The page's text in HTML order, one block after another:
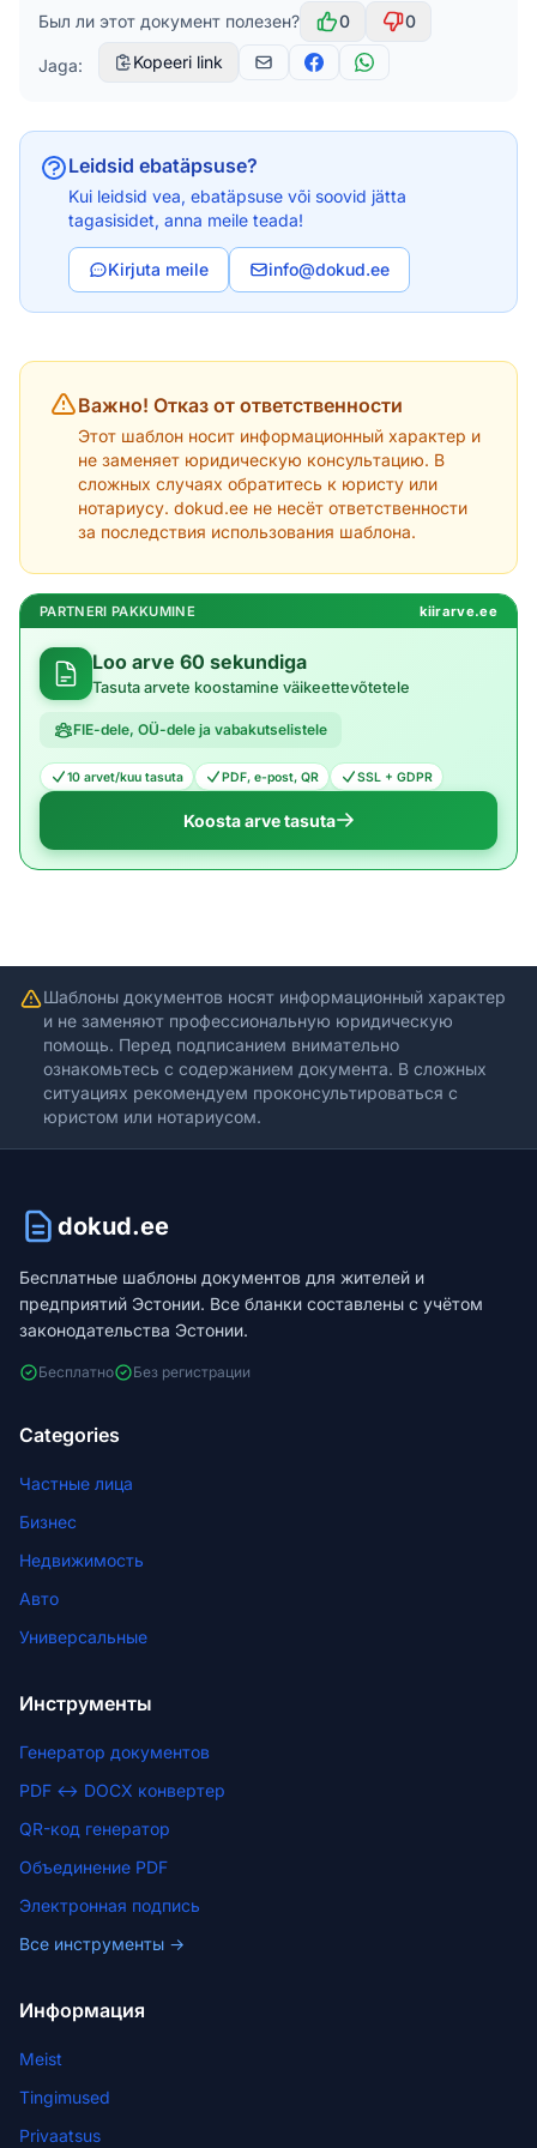
Был ли этот документ полезен? 0 0
Jaga: Kopeeri link
Leidsid ebatäpsuse?
Kui leidsid vea, ebatäpsuse või soovid jätta
tagasisidet, anna meile teada!
Kirjuta meile info@dokud.ee
Важно! Отказ от ответственности
Этот шаблон носит информационный характер и
не заменяет юридическую консультацию. В
сложных случаях обратитесь к юристу или
нотариусу. dokud.ee не несёт ответственности
за последствия использования шаблона.
PARTNERI PAKKUMINE kiirarve.ee
Loo arve 60 sekundiga
Tasuta arvete koostamine väikeettevõtetele
FIE-dele, OÜ-dele ja vabakutselistele
10 arvet/kuu tasuta PDF, e-post, QR SSL + GDPR
Koosta arve tasuta
Шаблоны документов носят информационный характер
и не заменяют профессиональную юридическую
помощь. Перед подписанием внимательно
ознакомьтесь с содержанием документа. В сложных
ситуациях рекомендуем проконсультироваться с
юристом или нотариусом.
dokud.ee
Бесплатные шаблоны документов для жителей и
предприятий Эстонии. Все бланки составлены с учётом
законодательства Эстонии.
Бесплатно Без регистрации
Categories
Частные лица
Бизнес
Недвижимость
Авто
Универсальные
Инструменты
Генератор документов
PDF ↔ DOCX конвертер
QR-код генератор
Объединение PDF
Электронная подпись
Все инструменты →
Информация
Meist
Tingimused
Privaatsus